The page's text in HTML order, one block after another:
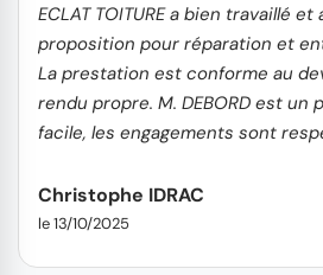
ECLAT TOITURE a bien travaillé
proposition pour réparation et
La prestation est conforme au
rendu propre. M. DEBORD est un
facile, les engagements sont
Christophe IDRAC
le 13/10/2025